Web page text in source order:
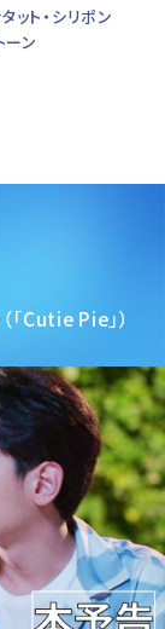
ット・シリポン
ーン
（「Cutie Pie」）